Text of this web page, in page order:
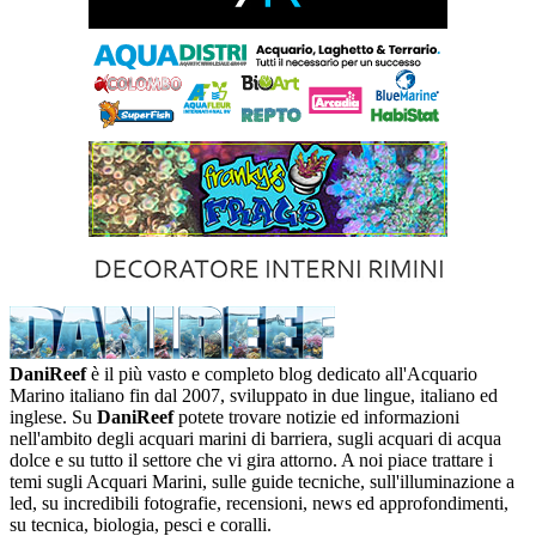
DaniReefè il più vasto e completo blog dedicato all'Acquario
Marino italiano fin dal 2007, sviluppato in due lingue, italiano ed
inglese. Su DaniReefpotete trovare notizie ed informazioni
nell'ambito degli acquari marini di barriera, sugli acquari di acqua
dolce e su tutto il settore che vi gira attorno. A noi piace trattare i
temi sugli Acquari Marini, sulle guide tecniche, sull'illuminazione a
led, su incredibili fotografie, recensioni, news ed approfondimenti,
su tecnica, biologia, pesci e coralli.